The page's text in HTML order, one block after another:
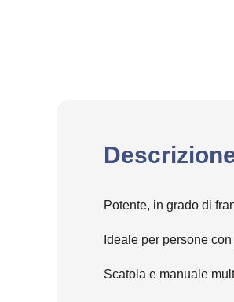
Potente, in grado di
Ideale per persone
Scatola e manuale